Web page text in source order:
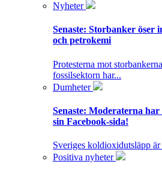
Nyheter
Senaste: Storbanker öser
och petrokemi
Protesterna mot
fossilsektorn har...
Dumheter
Senaste: Moderaterna
sin Facebook-sida!
Sveriges koldioxidutsläpp
Positiva nyheter